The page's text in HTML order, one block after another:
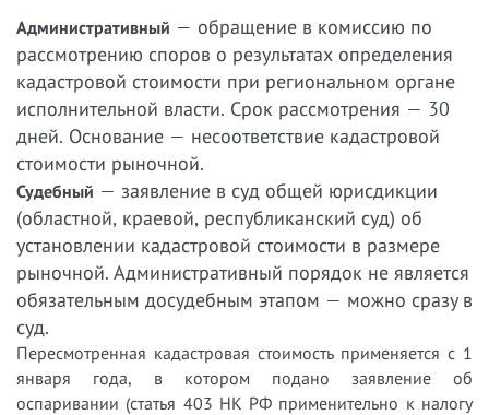
Административный — обращение в комиссию по
рассмотрению споров о результатах определения
кадастровой стоимости при региональном органе
исполнительной власти. Срок рассмотрения — 30
дней. Основание — несоответствие кадастровой
стоимости рыночной.
Судебный — заявление в суд общей юрисдикции
(областной, краевой, республиканский суд) об
установлении кадастровой стоимости в размере
рыночной. Административный порядок не является
обязательным досудебным этапом — можно сразу в
суд.
Пересмотренная кадастровая стоимость применяется с 1
января года, в котором подано заявление об
оспаривании (статья 403 НК РФ применительно к налогу